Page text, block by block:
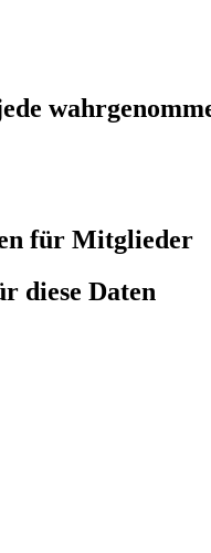
für Mitglieder
diese Daten